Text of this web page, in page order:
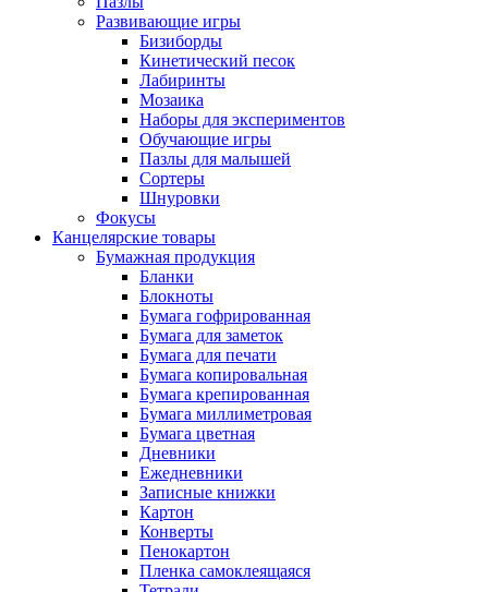
Развивающие игры
Бизиборды
Кинетический песок
Лабиринты
Мозаика
Наборы для экспериментов
Обучающие игры
Пазлы для малышей
Сортеры
Шнуровки
Фокусы
Канцелярские товары
Бумажная продукция
Бланки
Блокноты
Бумага гофрированная
Бумага для заметок
Бумага для печати
Бумага копировальная
Бумага крепированная
Бумага миллиметровая
Бумага цветная
Дневники
Ежедневники
Записные книжки
Картон
Конверты
Пенокартон
Пленка самоклеящаяся